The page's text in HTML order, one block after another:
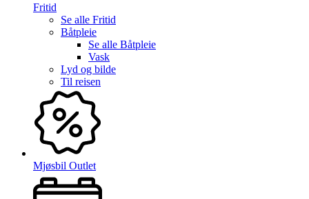
Fritid
Se alle Fritid
Båtpleie
Se alle Båtpleie
Vask
Lyd og bilde
Til reisen
Mjøsbil Outlet